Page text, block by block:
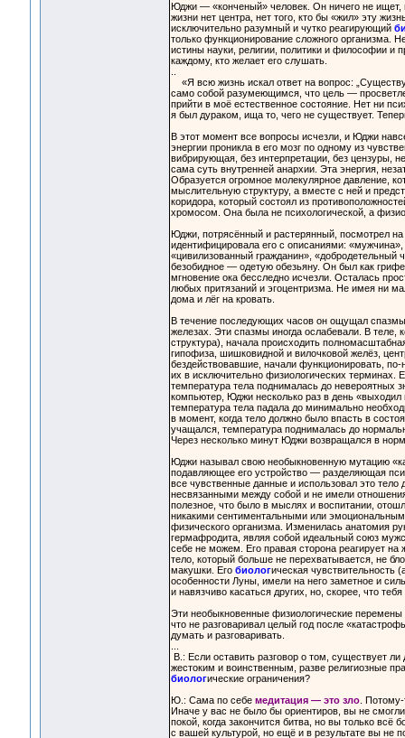
Юджи — «конченый» человек. Он ничего не ищет,
жизни нет центра, нет того, кто бы «жил» эту
исключительно разумный и чутко реагирующий
только функционирование сложного организма.
истины науки, религии, политики и философии и
каждому, кто желает его слушать.
«Я всю жизнь искал ответ на вопрос:
само собой разумеющимся, что цель —
прийти в моё естественное состояние. Нет ни
я был дураком, ища то, чего не существует.
В этот момент все вопросы исчезли, и Юджи
энергии проникла в его мозг по одному из
вибрирующая, без интерпретации, без цензуры,
сама суть внутренней анархии. Эта энергия,
Образуется огромное молекулярное давление,
мыслительную структуру, а вместе с ней и
коридора, который состоял из
хромосом. Она была не психологической, а
Юджи, потрясённый и растерянный, посмотрел на
идентифицировала его с описаниями:
«цивилизованный гражданин», «добродетельный
безобидное — одетую обезьяну. Он был как
мгновение ока бесследно исчезли. Осталась
любых притязаний и эгоцентризма. Не имея ни
дома и лёг на кровать.
В течение последующих часов он ощущал
железах. Эти спазмы иногда ослабевали. В
структура), начала происходить
гипофиза, шишковидной и вилочковой желёз,
бездействовавшие, начали функционировать,
их в исключительно физиологических терминах.
температура тела поднималась до невероятных
компьютер, Юджи несколько раз в день «выходил
температура тела падала до минимально
в момент, когда тело должно было впасть в
учащался, температура поднималась до
Через несколько минут Юджи возвращался в
Юджи называл свою необыкновенную мутацию
подавляющее его устройство — разделяющая
все чувственные данные и использовал это
несвязанными между собой и не имели
полезное, что было в мыслях и воспитании,
никакими сентиментальными или
физического организма. Изменилась анатомия
гермафродита, являя собой идеальный союз
себе не можем. Его правая сторона реагирует
тело, который больше не перехватывается, не
макушки. Его биологическая чувствительность
особенности Луны, имели на него заметное и
и навязчиво касаться других, но, скорее, что
Эти необыкновенные физиологические
что не разговаривал целый год после
думать и разговаривать.
В.: Если оставить разговор о том, существует
жестоким и воинственным, разве религиозные
биологические ограничения?
Ю.: Сама по себе медитация — это зло. Потому-
Иначе у вас не было бы ориентиров, вы не
покой, когда закончится битва, но вы только
с вашей культурой, но ещё и в результате вы не